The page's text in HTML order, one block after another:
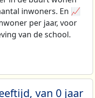
inwoners. En 📈
per jaar, voor
van de school.
van 0 jaar